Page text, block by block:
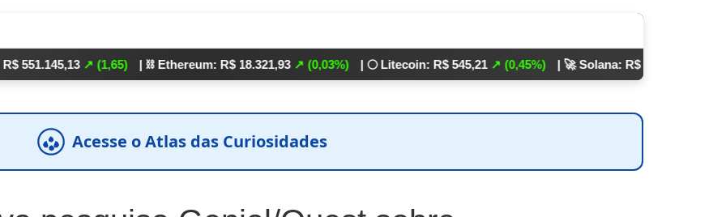
↗ (1,65) | ⛓️ Ethereum: R$ 18.321,93↗ (0,03%) | 🌕 Litecoin: R$ 545,21 ↗ (0,45%) | 🚀 Solana: R$ 862,24 ↘ (0,01%)
Acesse o Atlas das Curiosidades